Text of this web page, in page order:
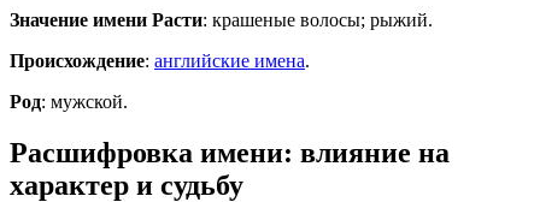
Значение имени Расти: крашеные волосы; рыжий.
Происхождение: английские имена.
Род: мужской.
Расшифровка имени: влияние на
характер и судьбу